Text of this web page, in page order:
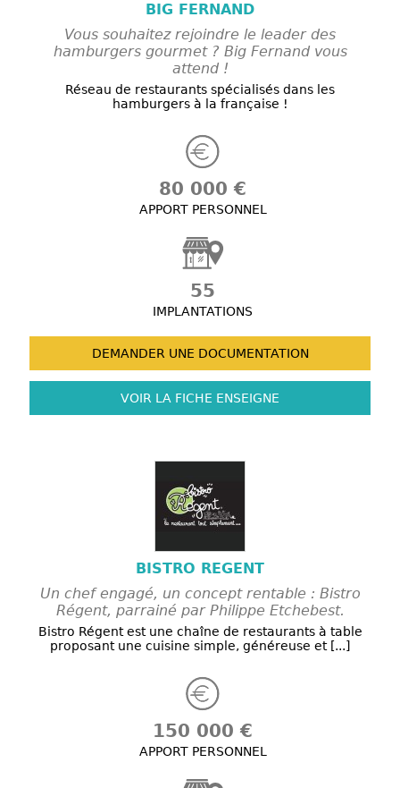
BIG FERNAND
Vous souhaitez rejoindre le leader des
hamburgers gourmet ? Big Fernand vous
attend !
Réseau de restaurants spécialisés dans les
hamburgers à la française !
80 000 €
APPORT PERSONNEL
55
IMPLANTATIONS
DEMANDER UNE DOCUMENTATION
VOIR LA FICHE ENSEIGNE
BISTRO REGENT
Un chef engagé, un concept rentable : Bistro
Régent, parrainé par Philippe Etchebest.
Bistro Régent est une chaîne de restaurants à table
proposant une cuisine simple, généreuse et [...]
150 000 €
APPORT PERSONNEL